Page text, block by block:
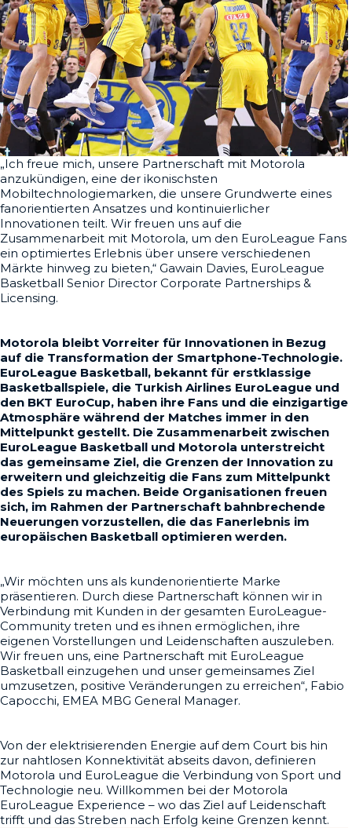
„Ich freue mich, unsere Partnerschaft mit Motorola
anzukündigen, eine der ikonischsten
Mobiltechnologiemarken, die unsere Grundwerte eines
fanorientierten Ansatzes und kontinuierlicher
Innovationen teilt. Wir freuen uns auf die
Zusammenarbeit mit Motorola, um den EuroLeague Fans
ein optimiertes Erlebnis über unsere verschiedenen
Märkte hinweg zu bieten,“ Gawain Davies, EuroLeague
Basketball Senior Director Corporate Partnerships &
Licensing.
Motorola bleibt Vorreiter für Innovationen in Bezug
auf die Transformation der Smartphone-Technologie.
EuroLeague Basketball, bekannt für erstklassige
Basketballspiele, die Turkish Airlines EuroLeague und
den BKT EuroCup, haben ihre Fans und die einzigartige
Atmosphäre während der Matches immer in den
Mittelpunkt gestellt. Die Zusammenarbeit zwischen
EuroLeague Basketball und Motorola unterstreicht
das gemeinsame Ziel, die Grenzen der Innovation zu
erweitern und gleichzeitig die Fans zum Mittelpunkt
des Spiels zu machen. Beide Organisationen freuen
sich, im Rahmen der Partnerschaft bahnbrechende
Neuerungen vorzustellen, die das Fanerlebnis im
europäischen Basketball optimieren werden.
„Wir möchten uns als kundenorientierte Marke
präsentieren. Durch diese Partnerschaft können wir in
Verbindung mit Kunden in der gesamten EuroLeague-
Community treten und es ihnen ermöglichen, ihre
eigenen Vorstellungen und Leidenschaften auszuleben.
Wir freuen uns, eine Partnerschaft mit EuroLeague
Basketball einzugehen und unser gemeinsames Ziel
umzusetzen, positive Veränderungen zu erreichen“, Fabio
Capocchi, EMEA MBG General Manager.
Von der elektrisierenden Energie auf dem Court bis hin
zur nahtlosen Konnektivität abseits davon, definieren
Motorola und EuroLeague die Verbindung von Sport und
Technologie neu. Willkommen bei der Motorola
EuroLeague Experience – wo das Ziel auf Leidenschaft
trifft und das Streben nach Erfolg keine Grenzen kennt.